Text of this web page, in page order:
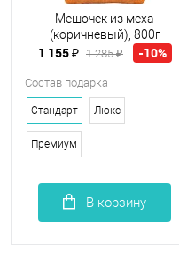
Мешочек из меха
(коричневый), 800г
1 155 ₽ 1 285 ₽ -10%
Состав подарка
Стандарт Люкс
Премиум
В корзину